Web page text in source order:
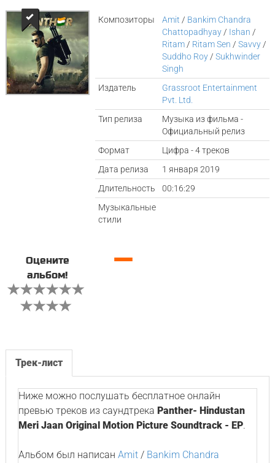
Композиторы Amit / Bankim Chandra
Chattopadhyay / Ishan /
Ritam / Ritam Sen /Savvy /
Suddho Roy /Sukhwinder
Singh
Издатель
Grassroot Entertainment
Pvt. Ltd.
Тип релиза
Музыка из фильма -
Официальный релиз
Формат
Цифра - 4 треков
Дата релиза
1 января 2019
Длительность
00:16:29
Музыкальные
стили
Оцените
альбом!
—
Трек-лист
Ниже можно послушать бесплатное онлайн
превью треков из саундтрека Panther- Hindustan
Meri Jaan Original Motion Picture Soundtrack - EP.
Альбом был написан Amit/ Bankim Chandra